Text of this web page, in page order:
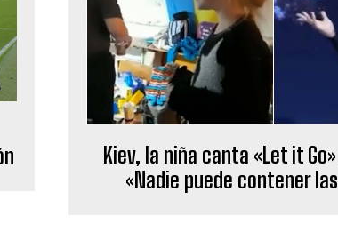
Kiev, la niña canta «Let it
«Nadie puede contener